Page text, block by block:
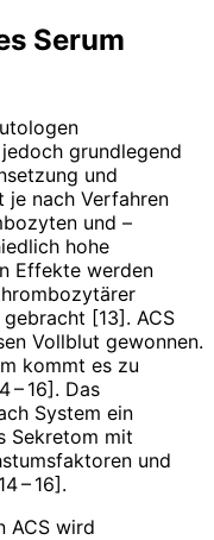
Serum
grundlegend
und
je nach Verfahren
und –
hohe
Effekte werden
[13]. ACS
Vollblut gewonnen.
kommt es zu
– 16]. Das
System ein
Sekretom mit
und
– 16].
ACS wird